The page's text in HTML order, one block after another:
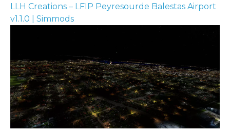
LLH Creations – LFIP Peyresourde Balestas Airport
v1.1.0 | Simmods